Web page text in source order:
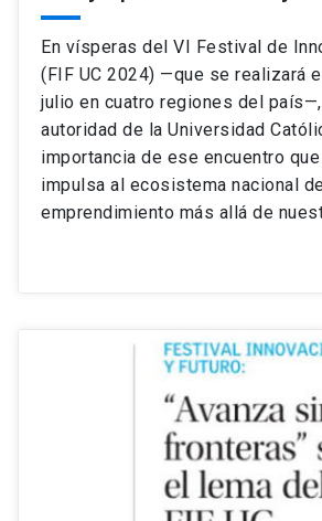
En vísperas del VI Festival de
(FIF UC 2024) —que se realizará
julio en cuatro regiones del
autoridad de la Universidad
importancia de ese encuentro
impulsa al ecosistema nacional
emprendimiento más allá de